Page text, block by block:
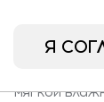
мягкой
Я